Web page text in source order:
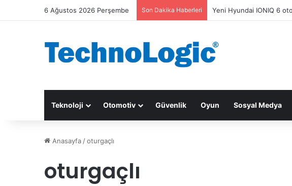
6 Ağustos 2026 Perşembe Son Dakika Haberleri Yeni Hyundai IONIQ 6
Teknoloji Otomotiv Güvenlik Oyun Sosyal Medya
Anasayfa /oturgaçlı
oturgaçlı